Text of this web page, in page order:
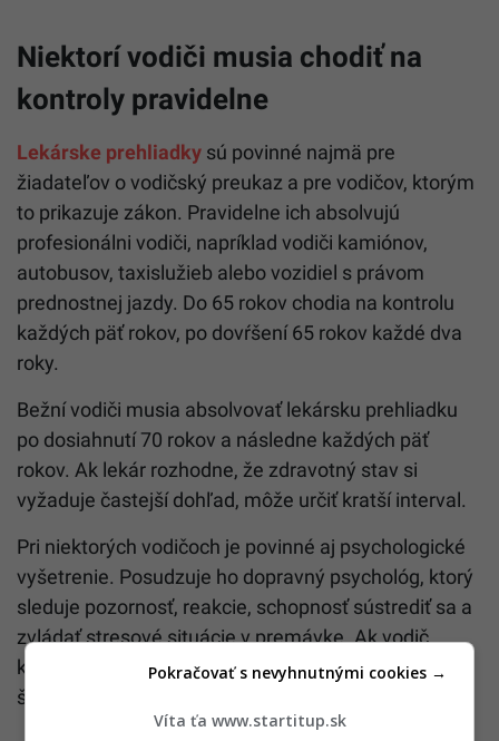
Niektorí vodiči musia chodiť na
kontroly pravidelne
Lekárske prehliadky sú povinné najmä pre
žiadateľov o vodičský preukaz a pre vodičov, ktorým
to prikazuje zákon. Pravidelne ich absolvujú
profesionálni vodiči, napríklad vodiči kamiónov,
autobusov, taxislužieb alebo vozidiel s právom
prednostnej jazdy. Do 65 rokov chodia na kontrolu
každých päť rokov, po dovŕšení 65 rokov každé dva
roky.
Bežní vodiči musia absolvovať lekársku prehliadku
po dosiahnutí 70 rokov a následne každých päť
rokov. Ak lekár rozhodne, že zdravotný stav si
vyžaduje častejší dohľad, môže určiť kratší interval.
Pri niektorých vodičoch je povinné aj psychologické
vyšetrenie. Posudzuje ho dopravný psychológ, ktorý
sleduje pozornosť, reakcie, schopnosť sústrediť sa a
zvládať stresové situácie v premávke. Ak vodič
kontrolu odmietne, môže prísť o oprávnenie
šoférovať.
Víta ťa www.startitup.sk
Pokračovať s nevyhnutnými cookies →